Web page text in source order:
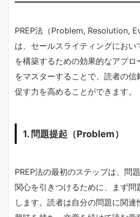
PREP法（Problem, Resolution,
は、セールスライティングにおい
を構築するための効果的なアプロ
をマスターすることで、読者の信
促す力を高めることができます。
1. 問題提起（Problem）
PREP法の最初のステップは、問
関心を引きつけるために、まず問
します。読者は自分の問題に関連